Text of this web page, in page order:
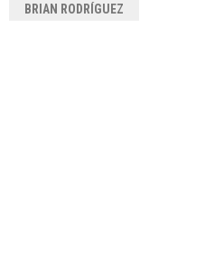
BRIAN RODRÍGUEZ